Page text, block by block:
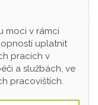
moci v rámci
uplatnit
pracích v
a službách, ve
pracovištích.